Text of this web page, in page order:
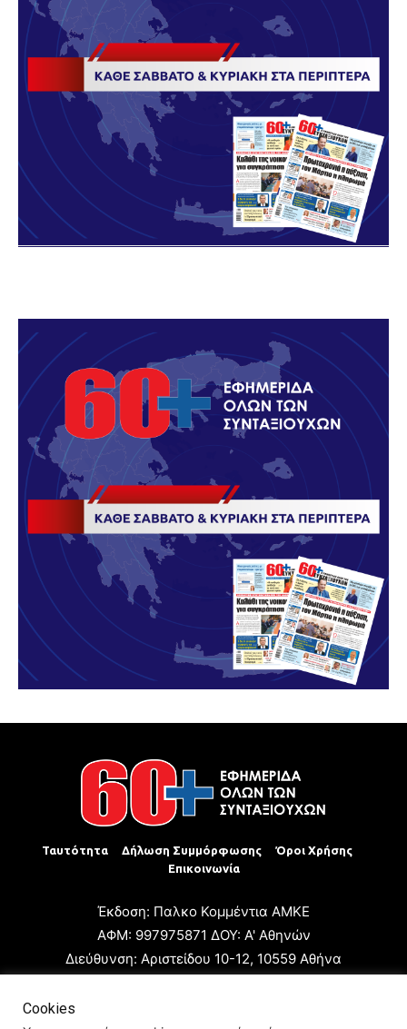
Ταυτότητα Δήλωση Συμμόρφωσης
Όροι Χρήσης
Επικοινωνία
Έκδοση: Παλκο Κομμέντια ΑΜΚΕ
ΑΦΜ: 997975871 ΔΟΥ: Α' Αθηνών
Διεύθυνση: Αριστείδου 10-12, 10559 Αθήνα
Cookies